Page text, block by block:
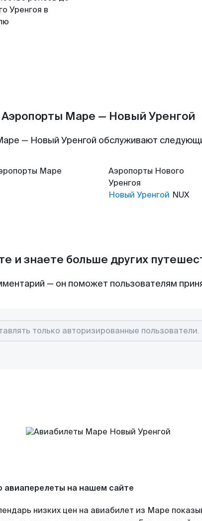
Уренгоя в
Аэропорты Маре — Новый Уренгой
— Новый Уренгой обслуживают
Маре Аэропорты Нового
Уренгоя
Новый Уренгой NUX
и знаете больше других
— он поможет пользователям
авиаперелеты на нашем сайте
низких цен на авиабилет из Маре